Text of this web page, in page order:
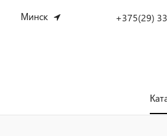
Минск +375(29)